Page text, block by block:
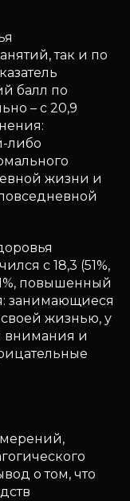
так и по
балл по
– с 20,9
либо
жизни и
с 18,3 (51%,
повышенный
занимающиеся
жизнью, у
внимания и
о том, что